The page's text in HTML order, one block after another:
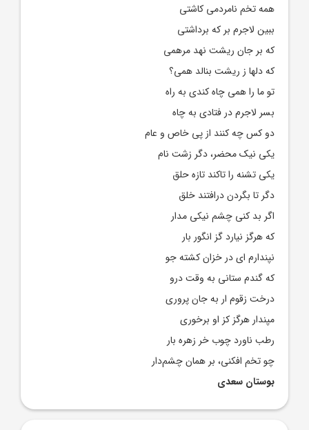
همه تخم نامردمی کاشتی
ببین لاجرم بر که برداشتی
که بر جان ریشت نهد مرهمی
که دلها ز ریشت بنالد همی؟
تو ما را همی چاه کندی به راه
بسر لاجرم در فتادی به چاه
دو کس چه کنند از پی خاص و عام
یکی نیک محضر، دگر زشت نام
یکی تشنه را تاکند تازه حلق
دگر تا بگردن درافتند خلق
اگر بد کنی چشم نیکی مدار
که هرگز نیارد گز انگور بار
نپندارم ای در خزان کشته جو
که گندم ستانی به وقت درو
درخت زقوم ار به جان پروری
مپندار هرگز کز او برخوری
رطب ناورد چوب خر زهره بار
چو تخم افکنی، بر همان چشم‌دار
بوستان سعدی